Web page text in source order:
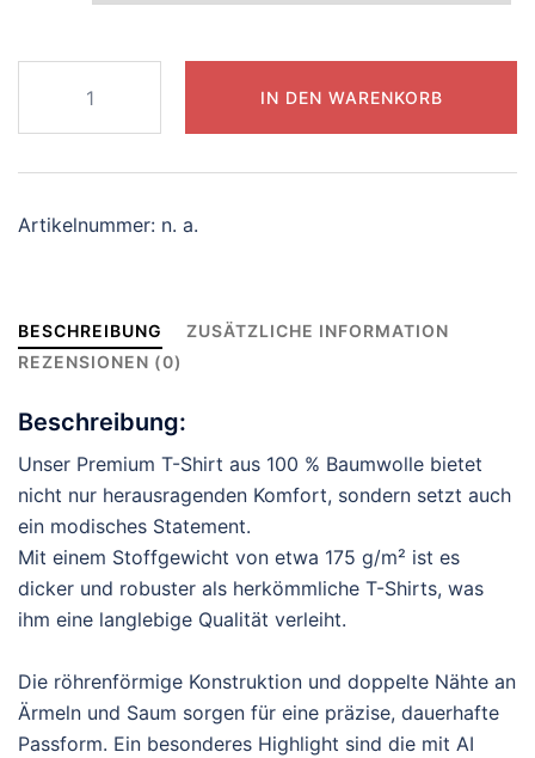
panda
Menge
IN DEN WARENKORB
Artikelnummer: n. a.
BESCHREIBUNG
ZUSÄTZLICHE INFORMATION
REZENSIONEN (0)
Beschreibung:
Unser Premium T-Shirt aus 100 % Baumwolle bietet
nicht nur herausragenden Komfort, sondern setzt auch
ein modisches Statement.
Mit einem Stoffgewicht von etwa 175 g/m² ist es
dicker und robuster als herkömmliche T-Shirts, was
ihm eine langlebige Qualität verleiht.
Die röhrenförmige Konstruktion und doppelte Nähte an
Ärmeln und Saum sorgen für eine präzise, dauerhafte
Passform. Ein besonderes Highlight sind die mit AI